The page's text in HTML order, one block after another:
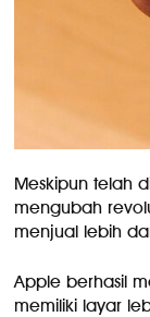
Meskipun telah
mengubah
menjual lebih
Apple berhasil
memiliki layar